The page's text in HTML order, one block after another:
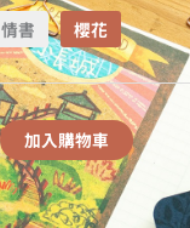
情書 櫻花
加入購物車